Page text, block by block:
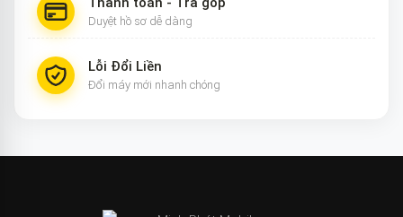
Duyệt hồ sơ dễ dàng
Lỗi Đổi Liền
Đổi máy mới nhanh chóng